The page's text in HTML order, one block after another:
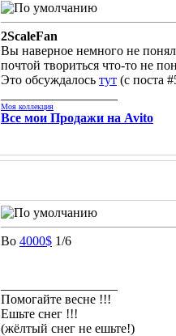
2ScaleFan
Вы наверное немного не
почтой твориться что-то не
Это обсуждалось тут (с поста
Моя коллекция
Все мои Продажи на Avito
Во 4000$ 1/6
Помогайте весне !!!
Ешьте снег !!!
(жёлтый снег не ешьте!)